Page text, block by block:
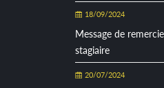
18/09/2024
Message de
stagiaire
20/07/2024